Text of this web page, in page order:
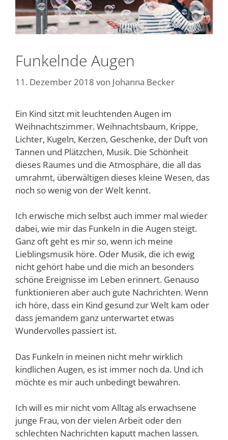
Funkelnde Augen
11. Dezember 2018 von Johanna Becker
Ein Kind sitzt mit leuchtenden Augen im
Weihnachtszimmer. Weihnachtsbaum, Krippe,
Lichter, Kugeln, Kerzen, Geschenke, der Duft von
Tannen und Plätzchen, Musik. Die Schönheit
dieses Raumes und die Atmosphäre, die all das
umrahmt, überwältigen dieses kleine Wesen, das
noch so wenig von der Welt kennt.
Ich erwische mich selbst auch immer mal wieder
dabei, wie mir das Funkeln in die Augen steigt.
Ganz oft geht es mir so, wenn ich meine
Lieblingsmusik höre. Oder Musik, die ich ewig
nicht gehört habe und die mich an besonders
schöne Ereignisse im Leben erinnert. Genauso
funktionieren aber auch gute Nachrichten. Wenn
ich höre, dass ein Kind gesund zur Welt kam oder
dass jemandem ganz unterwartet etwas
Wundervolles passiert ist.
Das Funkeln in meinen nicht mehr wirklich
kindlichen Augen, es ist immer noch da. Und ich
möchte es mir auch unbedingt bewahren.
Ich will es mir nicht vom Alltag als erwachsene
junge Frau, von der vielen Arbeit oder den
schlechten Nachrichten kaputt machen lassen.